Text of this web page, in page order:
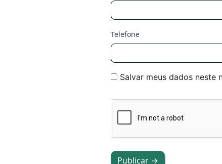
Telefone
Salvar meus dados neste
Publicar →